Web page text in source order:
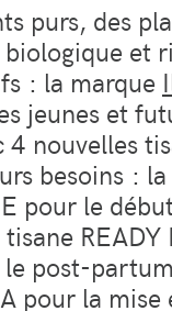
purs, des
et
: la marque
jeunes et
4 nouvelles
besoins : la
pour le
tisane
post-
pour la mise